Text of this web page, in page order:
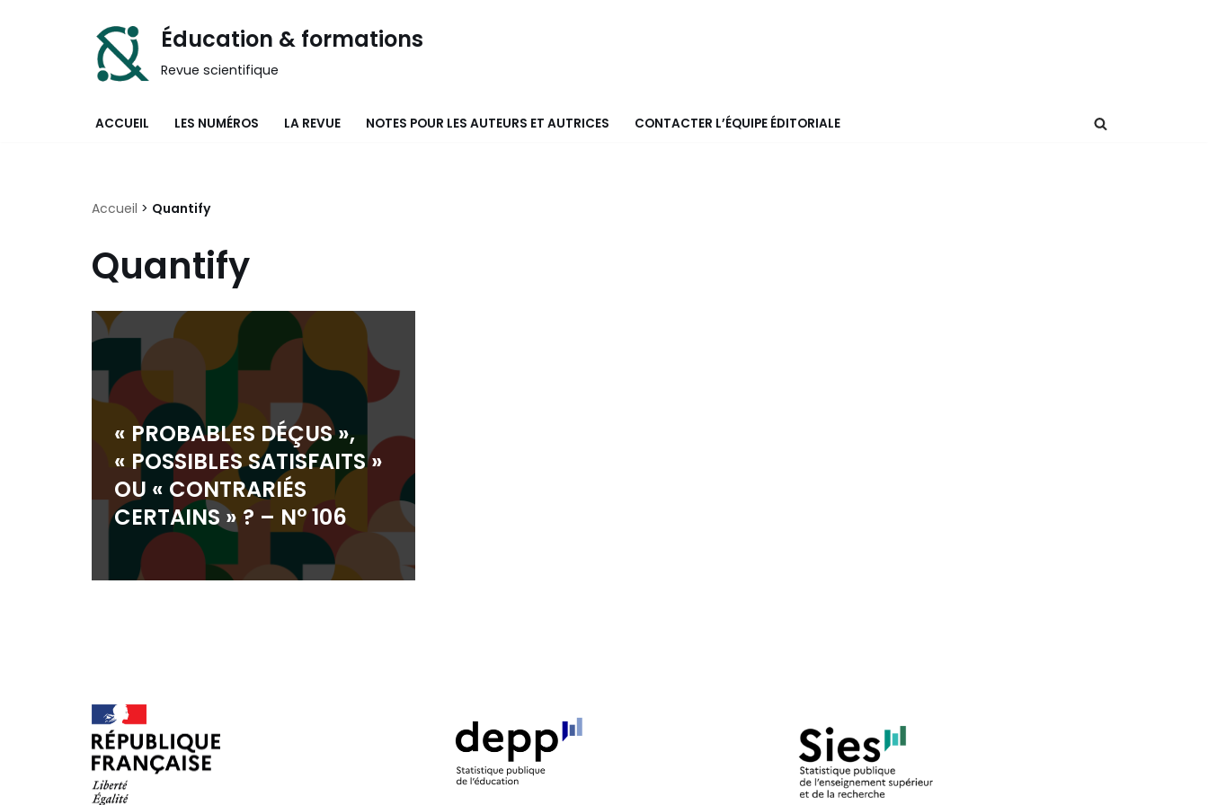
Éducation & formations
Revue scientifique
ACCUEIL LES NUMÉROS LA REVUE NOTES POUR LES AUTEURS ET AUTRICES CONTACTER L’ÉQUIPE ÉDITORIALE
Accueil > Quantify
Quantify
« PROBABLES DÉÇUS »,
« POSSIBLES SATISFAITS »
OU « CONTRARIÉS
CERTAINS » ? – N° 106